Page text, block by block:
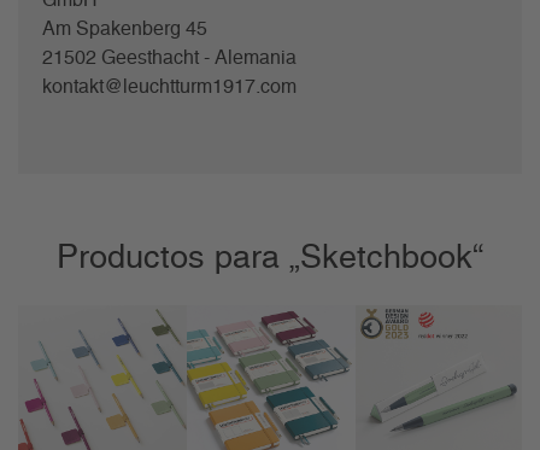
Am Spakenberg 45
21502 Geesthacht - Alemania
kontakt@leuchtturm1917.com
Productos para „Sketchbook“